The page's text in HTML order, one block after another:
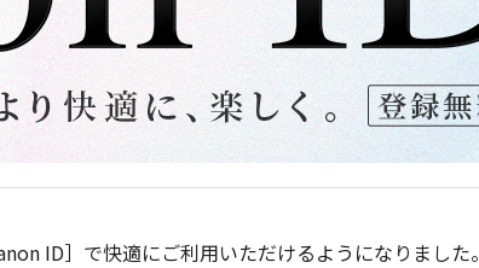
ID］で快適にご利用いただけるようになりました。